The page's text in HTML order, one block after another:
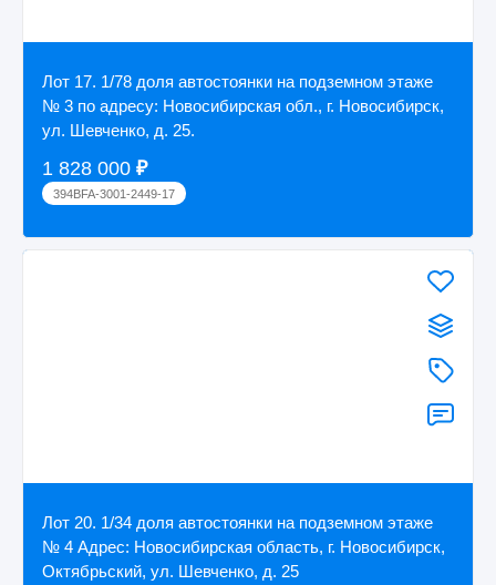
Лот 17. 1/78 доля автостоянки на подземном этаже
№ 3 по адресу: Новосибирская обл., г. Новосибирск,
ул. Шевченко, д. 25.
1 828 000 ₽
394BFA-3001-2449-17
Лот 20. 1/34 доля автостоянки на подземном этаже
№ 4 Адрес: Новосибирская область, г. Новосибирск,
Октябрьский, ул. Шевченко, д. 25